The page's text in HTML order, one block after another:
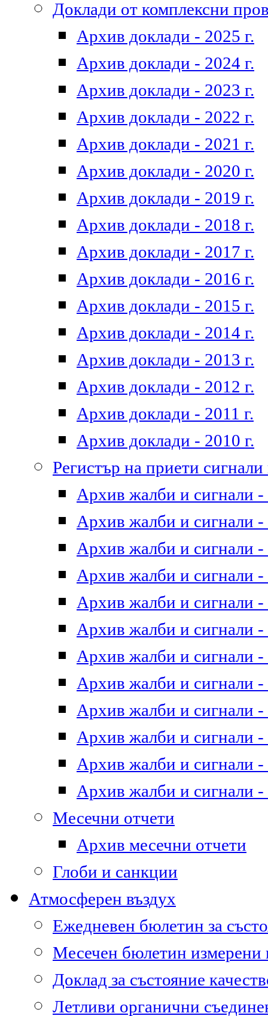
Доклади от комплексни
Архив доклади - 2025 г.
Архив доклади - 2024 г.
Архив доклади - 2023 г.
Архив доклади - 2022 г.
Архив доклади - 2021 г.
Архив доклади - 2020 г.
Архив доклади - 2019 г.
Архив доклади - 2018 г.
Архив доклади - 2017 г.
Архив доклади - 2016 г.
Архив доклади - 2015 г.
Архив доклади - 2014 г.
Архив доклади - 2013 г.
Архив доклади - 2012 г.
Архив доклади - 2011 г.
Архив доклади - 2010 г.
Регистър на приети
Архив жалби и сигнали -
Архив жалби и сигнали -
Архив жалби и сигнали -
Архив жалби и сигнали -
Архив жалби и сигнали -
Архив жалби и сигнали -
Архив жалби и сигнали -
Архив жалби и сигнали -
Архив жалби и сигнали -
Архив жалби и сигнали -
Архив жалби и сигнали -
Архив жалби и сигнали -
Месечни отчети
Архив месечни отчети
Глоби и санкции
Атмосферен въздух
Ежедневен бюлетин за
Месечен бюлетин
Доклад за състояние
Летливи органични